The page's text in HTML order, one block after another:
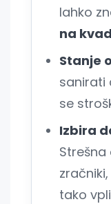
lahko
na
Stanje
sanirati
se
Izbira
Strešna
tako